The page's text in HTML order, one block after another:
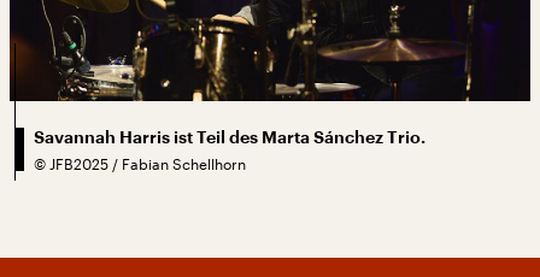
Savannah Harris ist Teil des Marta Sánchez Trio.
© JFB2025 / Fabian Schellhorn